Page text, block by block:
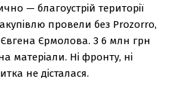
— благоустрій території
провели без Prozorro,
Єрмолова. З 6 млн грн
матеріали. Ні фронту, ні
не дісталася.